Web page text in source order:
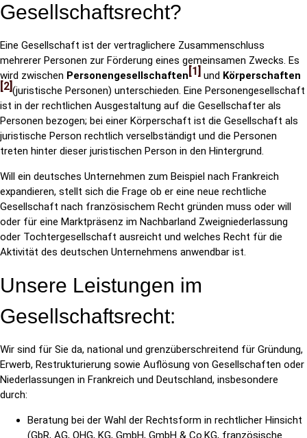
Gesellschaftsrecht?
Eine Gesellschaft ist der vertraglichere Zusammenschluss
mehrerer Personen zur Förderung eines gemeinsamen Zwecks. Es
wird zwischen Personengesellschaften 1 und Körperschaften
2 (juristische Personen) unterschieden. Eine Personengesellschaft
ist in der rechtlichen Ausgestaltung auf die Gesellschafter als
Personen bezogen; bei einer Körperschaft ist die Gesellschaft als
juristische Person rechtlich verselbständigt und die Personen
treten hinter dieser juristischen Person in den Hintergrund.
Will ein deutsches Unternehmen zum Beispiel nach Frankreich
expandieren, stellt sich die Frage ob er eine neue rechtliche
Gesellschaft nach französischem Recht gründen muss oder will
oder für eine Marktpräsenz im Nachbarland Zweigniederlassung
oder Tochtergesellschaft ausreicht und welches Recht für die
Aktivität des deutschen Unternehmens anwendbar ist.
Unsere Leistungen im
Gesellschaftsrecht:
Wir sind für Sie da, national und grenzüberschreitend für Gründung,
Erwerb, Restrukturierung sowie Auflösung von Gesellschaften oder
Niederlassungen in Frankreich und Deutschland, insbesondere
durch:
Beratung bei der Wahl der Rechtsform in rechtlicher Hinsicht
(GbR, AG, OHG, KG, GmbH, GmbH & Co.KG, französische